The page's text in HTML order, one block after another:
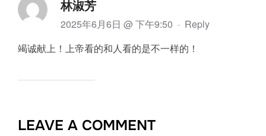
林淑芳
2025年6月6日 @ 下午9:50 · Reply
竭诚献上！上帝看的和人看的是不一样的！
LEAVE A COMMENT